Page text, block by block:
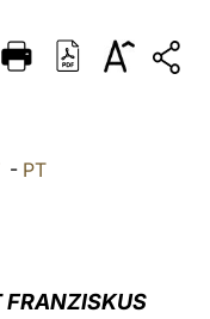
DEUTSCH
- PT
FRANZISKUS